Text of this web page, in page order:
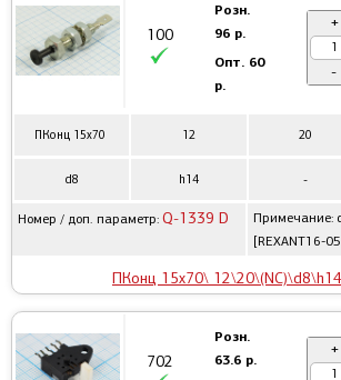
ПКонц 15x70 12 20
d8 h14 -
Номер / доп. параметр: Q-1339 D
Примечание:
[REXANT16-
ПКонц 15x70\
100
Розн.
96 р.
Опт. 60
р.
+
-
702
Розн.
63.6 р.
+